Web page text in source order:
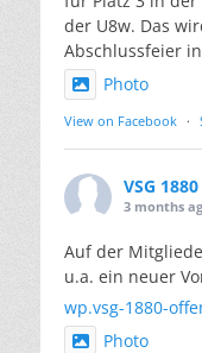
der U8w. Das
Abschlussfeier
Photo
View on Facebook ·
VSG
3 months
Auf der
u.a. ein neuer
wp.vsg-1880-
Photo